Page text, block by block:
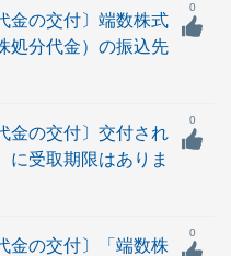
金の交付〕端数株式
処分代金）の振込先
0
金の交付〕交付され
に受取期限はありま
0
金の交付〕「端数株
0